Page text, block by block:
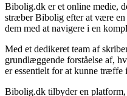
Bibolig.dk er et online medie,
stræber Bibolig efter at være en
dem med at navigere i en
Med et dedikeret team af
grundlæggende forståelse af,
er essentielt for at kunne træffe
Bibolig.dk tilbyder en